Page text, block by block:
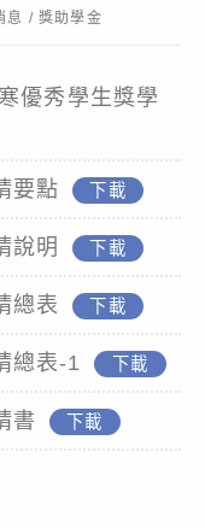
息 / 獎助學金
優秀學生獎學
要點 下載
說明 下載
總表 下載
總表-1 下載
書 下載